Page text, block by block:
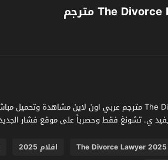
The Divorce Lawyer 2025 افلام 2025